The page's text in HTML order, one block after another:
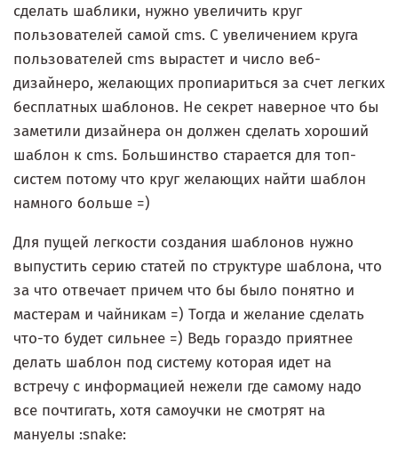
сделать шаблики, нужно увеличить круг
пользователей самой cms. С увеличением круга
пользователей cms вырастет и число веб-
дизайнеро, желающих пропиариться за счет легких
бесплатных шаблонов. Не секрет наверное что бы
заметили дизайнера он должен сделать хороший
шаблон к cms. Большинство старается для топ-
систем потому что круг желающих найти шаблон
намного больше =)
Для пущей легкости создания шаблонов нужно
выпустить серию статей по структуре шаблона, что
за что отвечает причем что бы было понятно и
мастерам и чайникам =) Тогда и желание сделать
что-то будет сильнее =) Ведь гораздо приятнее
делать шаблон под систему которая идет на
встречу с информацией нежели где самому надо
все почтигать, хотя самоучки не смотрят на
мануелы :snake: